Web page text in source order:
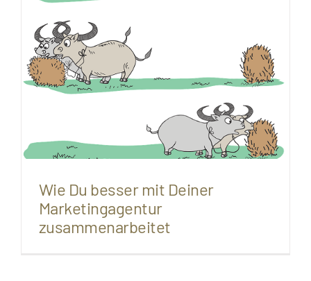
Wie Du besser mit Deiner
Marketingagentur
zusammenarbeitet